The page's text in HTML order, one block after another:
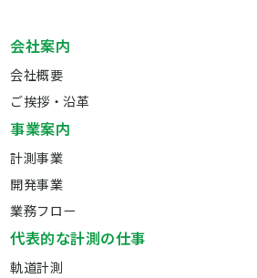
会社案内
会社概要
ご挨拶・沿革
事業案内
計測事業
開発事業
業務フロー
代表的な計測の仕事
軌道計測